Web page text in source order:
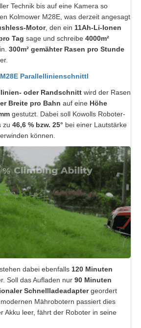
Technik bis auf eine Kamera so
Kolmower M28E, was derzeit angesagt
Motor, den ein 11Ah-Li-Ionen
Tag sage und schreibe 4000m²
300m² gemähter Rasen pro Stunde
oder Randschnitt wird der Rasen
Breite pro Bahn auf eine Höhe
gestutzt. Dabei soll Kowolls Roboter-
zu 46,6 % bzw. 25° bei einer Lautstärke
können.
stehen dabei ebenfalls 120 Minuten
Soll das Aufladen nur 90 Minuten
Schnellladeadaptergeordert
Mährobotern passiert dies
Akku leer, fährt der Roboter in seine